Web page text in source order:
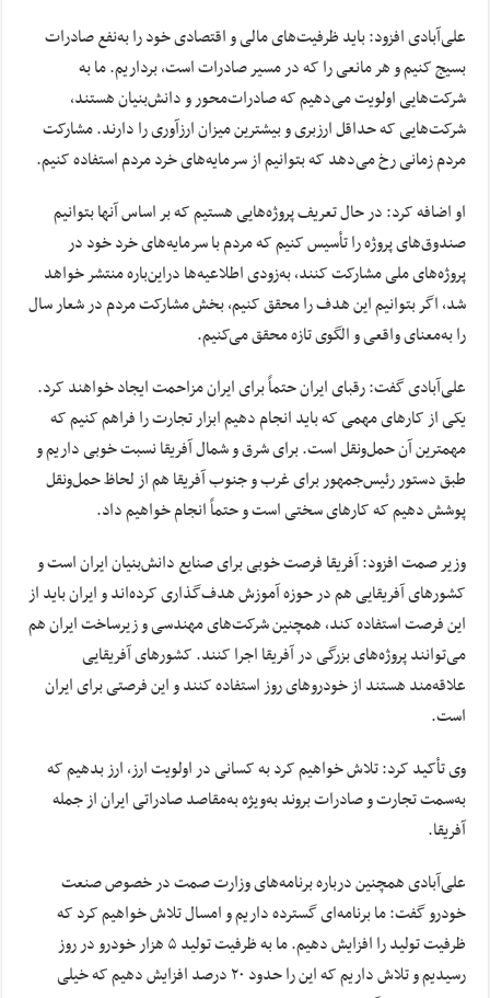
علی‌آبادی افزود: باید ظرفیت‌های مالی و اقتصادی خود را به‌نفع صادرات
بسیج کنیم و هر مانعی را که در مسیر صادرات است، برداریم. ما به
شرکت‌هایی اولویت می‌دهیم که صادرات‌محور و دانش‌بنیان هستند،
شرکت‌هایی که حداقل ارزبری و بیشترین میزان ارزآوری را دارند. مشارکت
مردم زمانی رخ می‌دهد که بتوانیم از سرمایه‌های خرد مردم استفاده کنیم.
او اضافه کرد: در حال تعریف پروژه‌هایی هستیم که بر اساس آنها بتوانیم
صندوق‌های پروژه را تأسیس کنیم که مردم با سرمایه‌های خرد خود در
پروژه‌های ملی مشارکت کنند، به‌زودی اطلاعیه‌ها دراین‌باره منتشر خواهد
شد، اگر بتوانیم این هدف را محقق کنیم، بخش مشارکت مردم در شعار سال
را به‌معنای واقعی و الگوی تازه محقق می‌کنیم.
علی‌آبادی گفت: رقبای ایران حتماً برای ایران مزاحمت ایجاد خواهند کرد.
یکی از کارهای مهمی که باید انجام دهیم ابزار تجارت را فراهم کنیم که
مهمترین آن حمل‌ونقل است. برای شرق و شمال آفریقا نسبت خوبی داریم و
طبق دستور رئیس‌جمهور برای غرب و جنوب آفریقا هم از لحاظ حمل‌ونقل
پوشش دهیم که کارهای سختی است و حتماً انجام خواهیم داد.
وزیر صمت افزود: آفریقا فرصت خوبی برای صنایع دانش‌بنیان ایران است و
کشورهای آفریقایی هم در حوزه آموزش هدف‌گذاری کرده‌اند و ایران باید از
این فرصت استفاده کند، همچنین شرکت‌های مهندسی و زیرساخت ایران هم
می‌توانند پروژه‌های بزرگی در آفریقا اجرا کنند. کشورهای آفریقایی
علاقه‌مند هستند از خودروهای روز استفاده کنند و این فرصتی برای ایران
است.
وی تأکید کرد: تلاش خواهیم کرد به کسانی در اولویت ارز، ارز بدهیم که
به‌سمت تجارت و صادرات بروند به‌ویژه به‌مقاصد صادراتی ایران از جمله
آفریقا.
علی‌آبادی همچنین درباره برنامه‌های وزارت صمت در خصوص صنعت
خودرو گفت: ما برنامه‌ای گسترده داریم و امسال تلاش خواهیم کرد که
ظرفیت تولید را افزایش دهیم. ما به ظرفیت تولید ۵ هزار خودرو در روز
رسیدیم و تلاش داریم که این را حدود ۲۰ درصد افزایش دهیم که خیلی